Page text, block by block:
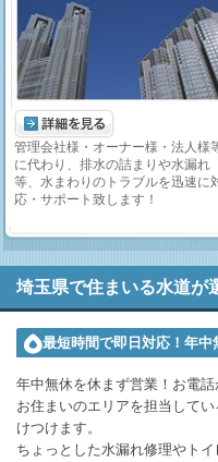
管理会社様・オーナー様・法人様
に代わり、排水の詰まりや水漏れ
等、水まわりのトラブルを迅速に
応・サポート致します！
埼玉県で住まいる水道が
最短時間で即日対応！年中
年中無休を休まず営業！お電
お住まいのエリアを担当して
けつけます。
ちょっとした水漏れ修理やト